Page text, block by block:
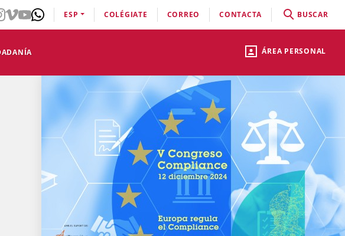
ÁREA PERSONAL
ESP COLÉGIATE CORREO CONTACTA BUSCAR